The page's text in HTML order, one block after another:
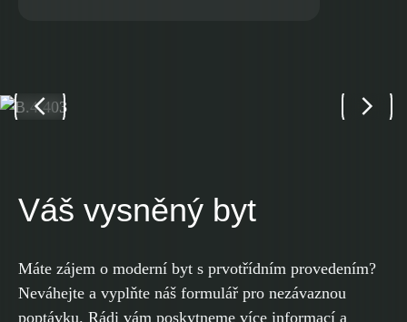
Váš vysněný byt
Máte zájem o moderní byt s prvotřídním provedením?
Neváhejte a vyplňte náš formulář pro nezávaznou
poptávku. Rádi vám poskytneme více informací a